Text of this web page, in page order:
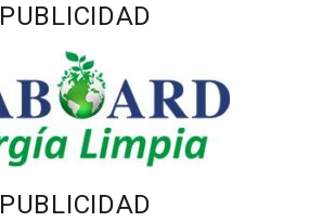
PUBLICIDAD
PUBLICIDAD